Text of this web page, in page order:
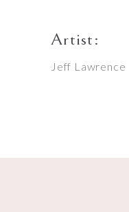
Artist:
Jeff Lawrence